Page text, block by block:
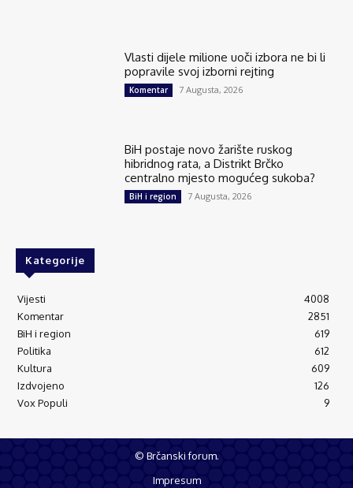
Vlasti dijele milione uoči izbora ne bi li
popravile svoj izborni rejting
Komentar 7 Augusta, 2026
BiH postaje novo žarište ruskog
hibridnog rata, a Distrikt Brčko
centralno mjesto mogućeg sukoba?
BiH i region 7 Augusta, 2026
Kategorije
Vijesti
4008
Komentar
2851
BiH i region
619
Politika
612
Kultura
609
Izdvojeno
126
Vox Populi
9
© Brčanski forum.
Impresum